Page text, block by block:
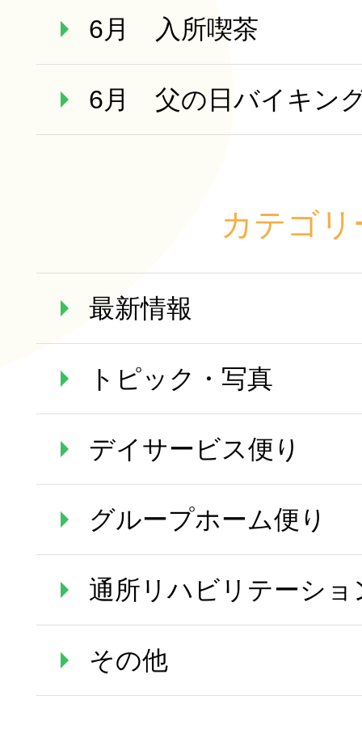
6月 入所喫茶
6月 父の日バイキン
カテゴリ
最新情報
トピック・写真
デイサービス便り
グループホーム便り
通所リハビリテーショ
その他